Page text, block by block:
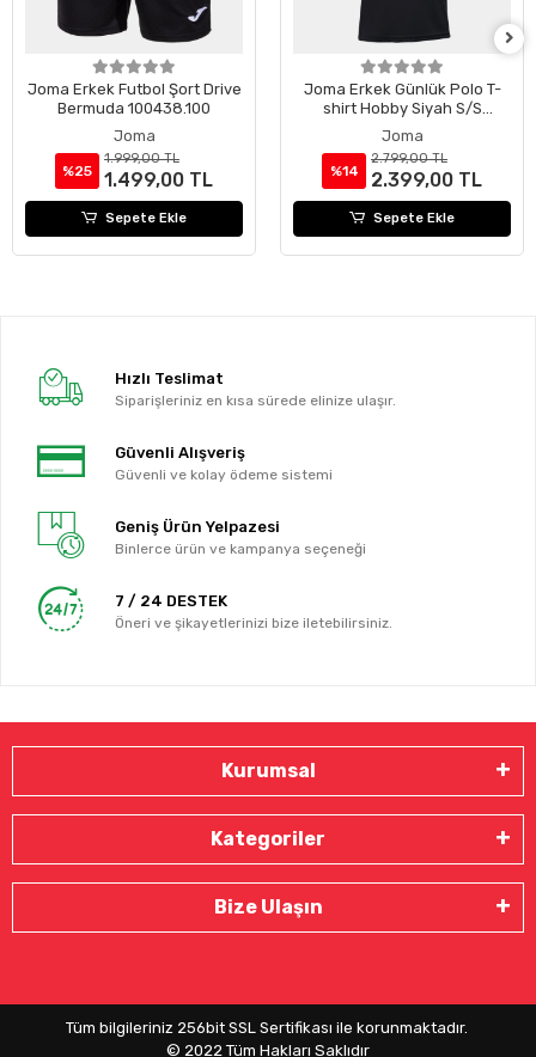
Joma Erkek Futbol Şort Drive
Bermuda 100438.100
Joma
%25
1.999,00 TL
1.499,00 TL
Sepete Ekle
Joma Erkek Günlük Polo T-
shirt Hobby Siyah S/S
100437.100
Joma
%14
2.799,00 TL
2.399,00 TL
Sepete Ekle
Hızlı Teslimat
Siparişleriniz en kısa sürede elinize ulaşır.
Güvenli Alışveriş
Güvenli ve kolay ödeme sistemi
Geniş Ürün Yelpazesi
Binlerce ürün ve kampanya seçeneği
7 / 24 DESTEK
Öneri ve şikayetlerinizi bize iletebilirsiniz.
Kurumsal
Kategoriler
Bize Ulaşın
Tüm bilgileriniz 256bit SSL Sertifikası ile korunmaktadır.
© 2022 Tüm Hakları Saklıdır